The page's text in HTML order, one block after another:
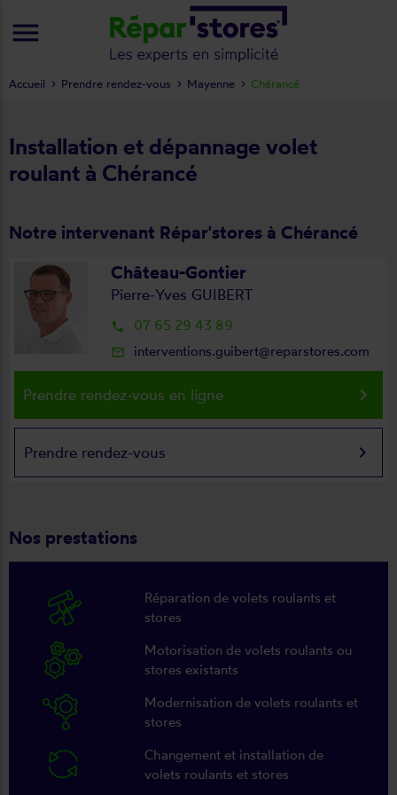
Installation et dépannage volet
roulant à Chérancé
Notre intervenant Répar'stores à Chérancé
Château-Gontier
Pierre-Yves GUIBERT
local_phone 07 65 29 43 89
mail_outline interventions.guibert@reparstores.com
Prendre rendez-vous en ligne keyboard_arrow_right
Prendre rendez-vous keyboard_arrow_right
Nos prestations
Réparation de volets roulants et
stores
Motorisation de volets roulants ou
stores existants
Modernisation de volets roulants et
stores
Changement et installation de
volets roulants et stores
Accueil Prendre rendez-vous Mayenne Chérancé
menu